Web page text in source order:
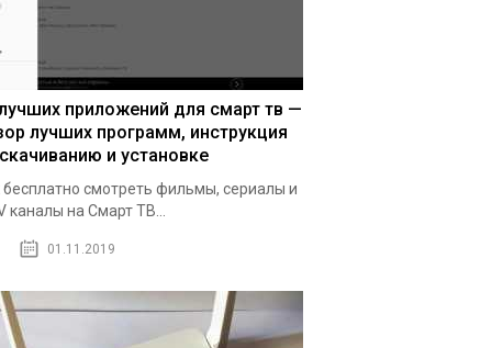
приложений для смарт тв —
лучших программ, инструкция
и установке
бесплатно смотреть фильмы, сериалы и
каналы на Смарт ТВ...
01.11.2019